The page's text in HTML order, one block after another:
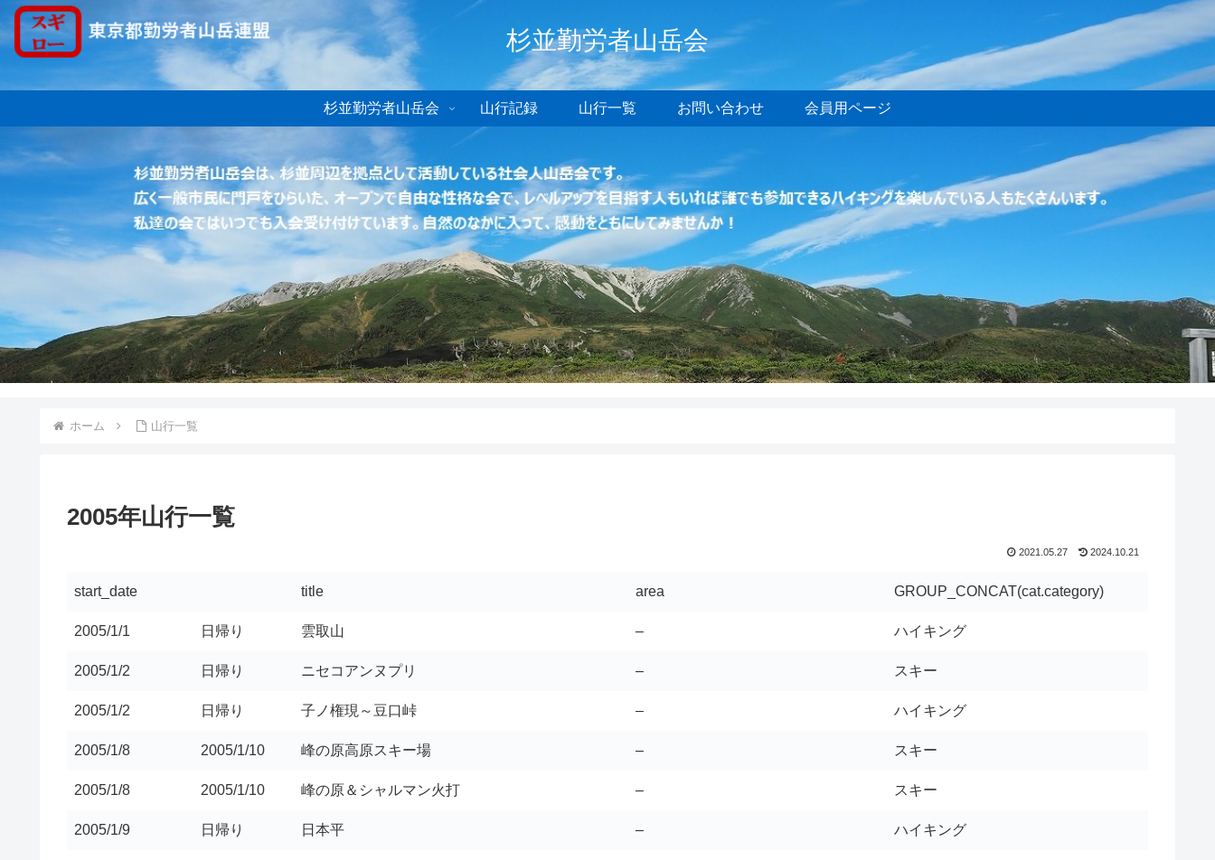
杉並勤労者山岳会
杉並勤労者山岳会 山行記録 山行一覧 お問い合わせ 会員用ページ
ホーム 山行一覧
2005年山行一覧
2021.05.27 2024.10.21
start_date title area GROUP_CONCAT(cat.category)
2005/1/1 日帰り 雲取山 – ハイキング
2005/1/2 日帰り ニセコアンヌプリ – スキー
2005/1/2 日帰り 子ノ権現～豆口峠 – ハイキング
2005/1/8 2005/1/10 峰の原高原スキー場 – スキー
2005/1/8 2005/1/10 峰の原＆シャルマン火打 – スキー
2005/1/9 日帰り 日本平 – ハイキング